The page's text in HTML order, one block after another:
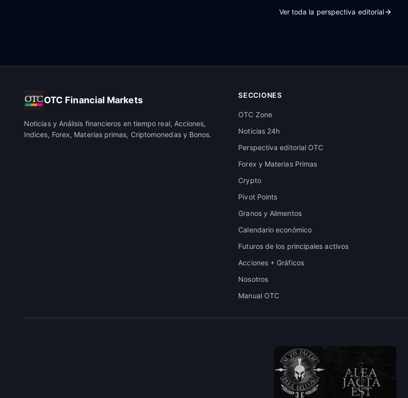
Ver toda la perspectiva editorial
OTC Financial Markets
Noticias y Análisis financieros en tiempo real, Acciones,
Indices, Forex, Materias primas, Criptomonedas y Bonos.
SECCIONES
OTC Zone
Noticias 24h
Perspectiva editorial OTC
Forex y Materias Primas
Crypto
Pivot Points
Granos y Alimentos
Calendario económico
Futuros de los principales activos
Acciones + Gráficos
Nosotros
Manual OTC